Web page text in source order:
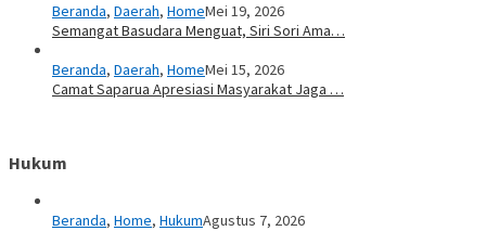
Beranda, Daerah, HomeMei 19, 2026
Semangat Basudara Menguat, Siri Sori Ama…
Beranda, Daerah, HomeMei 15, 2026
Camat Saparua Apresiasi Masyarakat Jaga …
Hukum
Beranda, Home, HukumAgustus 7, 2026